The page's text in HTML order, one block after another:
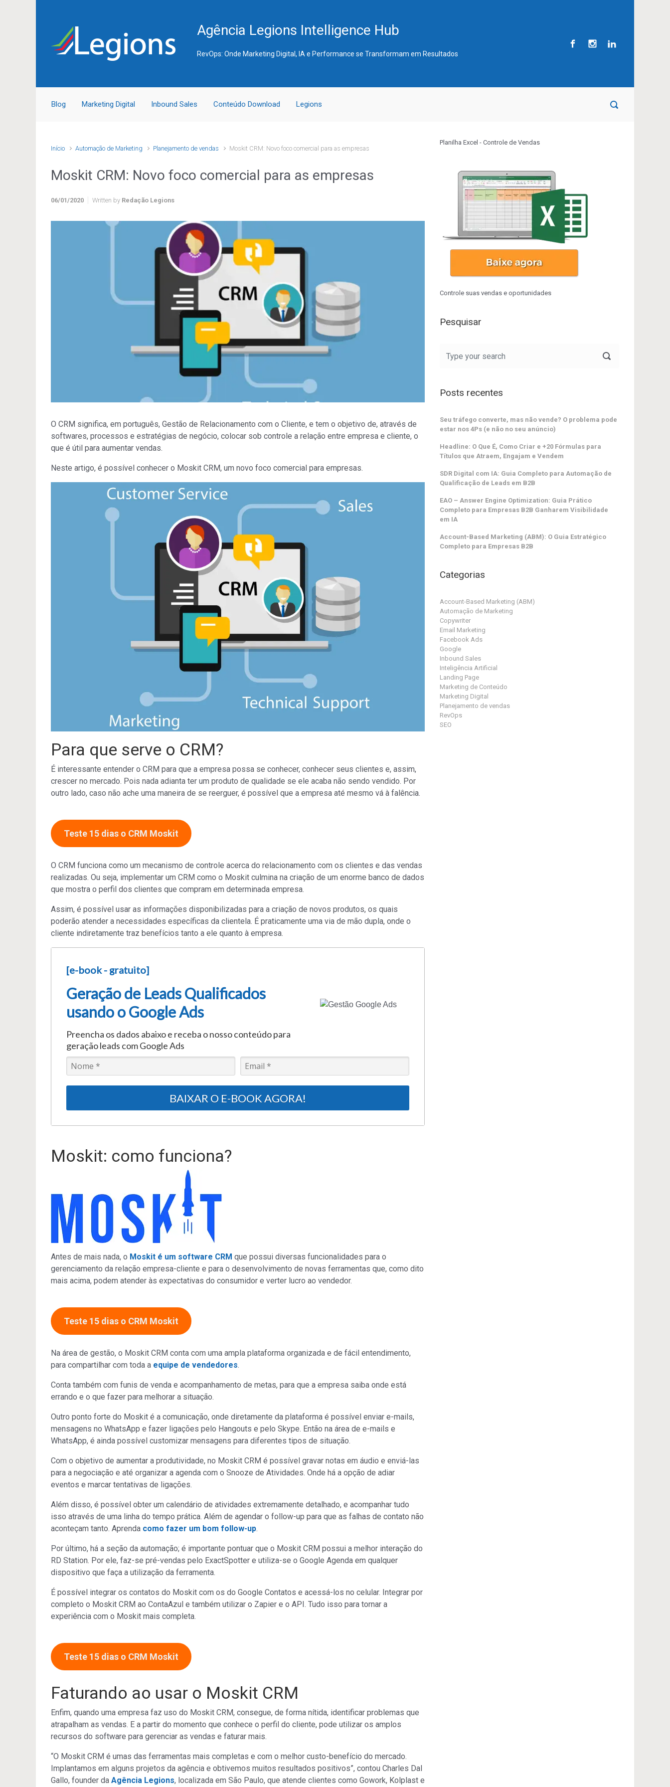
Agência Legions Intelligence Hub
RevOps: Onde Marketing Digital, IA e Performance se Transformam em Resultados
Blog Marketing Digital Inbound Sales Conteúdo Download Legions
Início Automação de Marketing Planejamento de vendas Moskit CRM: Novo foco comercial para as empresas
Moskit CRM: Novo foco comercial para as empresas
06/01/2020 Written by Redação Legions
O CRM significa, em português, Gestão de Relacionamento com o Cliente, e tem o objetivo de, através de
softwares, processos e estratégias de negócio, colocar sob controle a relação entre empresa e cliente, o
que é útil para aumentar vendas.
Neste artigo, é possível conhecer o Moskit CRM, um novo foco comercial para empresas.
Para que serve o CRM?
É interessante entender o CRM para que a empresa possa se conhecer, conhecer seus clientes e, assim,
crescer no mercado. Pois nada adianta ter um produto de qualidade se ele acaba não sendo vendido. Por
outro lado, caso não ache uma maneira de se reerguer, é possível que a empresa até mesmo vá à falência.
Teste 15 dias o CRM Moskit
O CRM funciona como um mecanismo de controle acerca do relacionamento com os clientes e das vendas
realizadas. Ou seja, implementar um CRM como o Moskit culmina na criação de um enorme banco de dados
que mostra o perfil dos clientes que compram em determinada empresa.
Assim, é possível usar as informações disponibilizadas para a criação de novos produtos, os quais
poderão atender a necessidades específicas da clientela. É praticamente uma via de mão dupla, onde o
cliente indiretamente traz benefícios tanto a ele quanto à empresa.
[e-book - gratuito]
Geração de Leads Qualificados
usando o Google Ads
Preencha os dados abaixo e receba o nosso conteúdo para
geração leads com Google Ads
BAIXAR O E-BOOK AGORA!
Moskit: como funciona?
Antes de mais nada, o Moskit é um software CRM que possui diversas funcionalidades para o
gerenciamento da relação empresa-cliente e para o desenvolvimento de novas ferramentas que, como dito
mais acima, podem atender às expectativas do consumidor e verter lucro ao vendedor.
Teste 15 dias o CRM Moskit
Na área de gestão, o Moskit CRM conta com uma ampla plataforma organizada e de fácil entendimento,
para compartilhar com toda a equipe de vendedores.
Conta também com funis de venda e acompanhamento de metas, para que a empresa saiba onde está
errando e o que fazer para melhorar a situação.
Outro ponto forte do Moskit é a comunicação, onde diretamente da plataforma é possível enviar e-mails,
mensagens no WhatsApp e fazer ligações pelo Hangouts e pelo Skype. Então na área de e-mails e
WhatsApp, é ainda possível customizar mensagens para diferentes tipos de situação.
Com o objetivo de aumentar a produtividade, no Moskit CRM é possível gravar notas em áudio e enviá-las
para a negociação e até organizar a agenda com o Snooze de Atividades. Onde há a opção de adiar
eventos e marcar tentativas de ligações.
Além disso, é possível obter um calendário de atividades extremamente detalhado, e acompanhar tudo
isso através de uma linha do tempo prática. Além de agendar o follow-up para que as falhas de contato não
aconteçam tanto. Aprenda como fazer um bom follow-up.
Por último, há a seção da automação; é importante pontuar que o Moskit CRM possui a melhor interação do
RD Station. Por ele, faz-se pré-vendas pelo ExactSpotter e utiliza-se o Google Agenda em qualquer
dispositivo que faça a utilização da ferramenta.
É possível integrar os contatos do Moskit com os do Google Contatos e acessá-los no celular. Integrar por
completo o Moskit CRM ao ContaAzul e também utilizar o Zapier e o API. Tudo isso para tornar a
experiência com o Moskit mais completa.
Teste 15 dias o CRM Moskit
Faturando ao usar o Moskit CRM
Enfim, quando uma empresa faz uso do Moskit CRM, consegue, de forma nítida, identificar problemas que
atrapalham as vendas. E a partir do momento que conhece o perfil do cliente, pode utilizar os amplos
recursos do software para gerenciar as vendas e faturar mais.
“O Moskit CRM é umas das ferramentas mais completas e com o melhor custo-benefício do mercado.
Implantamos em alguns projetos da agência e obtivemos muitos resultados positivos”, contou Charles Dal
Gallo, founder da Agência Legions, localizada em São Paulo, que atende clientes como Gowork, Kolplast e
Planilha Excel - Controle de Vendas
Controle suas vendas e oportunidades
Pesquisar
Posts recentes
Seu tráfego converte, mas não vende? O problema pode
estar nos 4Ps (e não no seu anúncio)
Headline: O Que É, Como Criar e +20 Fórmulas para
Títulos que Atraem, Engajam e Vendem
SDR Digital com IA: Guia Completo para Automação de
Qualificação de Leads em B2B
EAO – Answer Engine Optimization: Guia Prático
Completo para Empresas B2B Ganharem Visibilidade
em IA
Account-Based Marketing (ABM): O Guia Estratégico
Completo para Empresas B2B
Categorias
Account-Based Marketing (ABM)
Automação de Marketing
Copywriter
Email Marketing
Facebook Ads
Google
Inbound Sales
Inteligência Artificial
Landing Page
Marketing de Conteúdo
Marketing Digital
Planejamento de vendas
RevOps
SEO